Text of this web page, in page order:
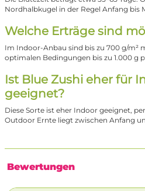
Nordhalbkugel in der Regel Anfang bis
Welche Erträge sind
Im Indoor-Anbau sind bis zu 700 g/m²
optimalen Bedingungen bis zu 1.000 g
Ist Blue Zushi eher für
geeignet?
Diese Sorte ist eher Indoor geeignet,
Outdoor Ernte liegt zwischen Anfang
Bewertungen